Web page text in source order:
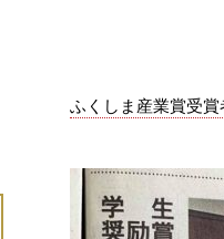
ふくしま産業賞受